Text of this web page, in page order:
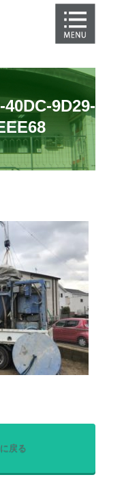
9D29-
戻る